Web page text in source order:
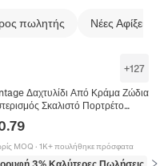
πωλητής Νέες Αφίξεις
+127
Δαχτυλίδι Από Κράμα Ζώδια
Σκαλιστό Πορτρέτο
Πολύτιμος Λίθος Μποέμ
Γυναικεία Κοσμήματα
MOQ · 1K+ πουλήθηκε πρόσφατα